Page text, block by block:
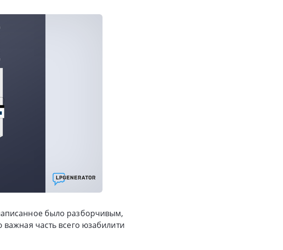
было разборчивым,
важная часть всего юзабилити